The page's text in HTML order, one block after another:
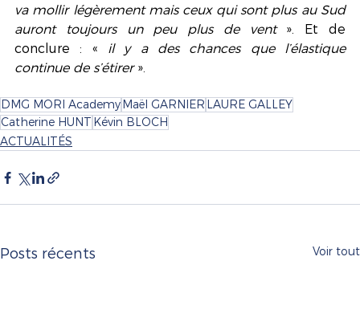
va mollir légèrement mais ceux qui sont plus au Sud
auront toujours un peu plus de vent ». Et de
conclure : « il y a des chances que l’élastique
continue de s’étirer ».
DMG MORI Academy Maël GARNIER LAURE GALLEY
Catherine HUNT Kévin BLOCH
ACTUALITÉS
Posts récents Voir tout